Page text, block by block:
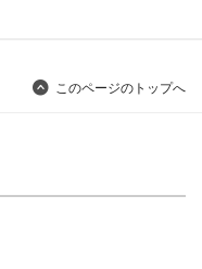
このページのトップへ